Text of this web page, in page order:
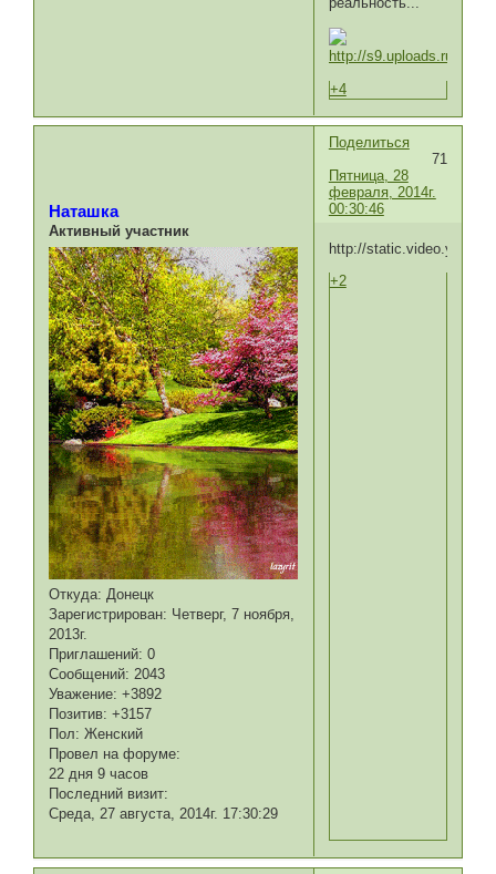
+4
Поделиться
71
Пятница, 28
февраля, 2014г.
00:30:46
Наташка
Активный участник
Откуда: Донецк
Зарегистрирован: Четверг, 7 ноября,
2013г.
Приглашений: 0
Сообщений: 2043
Уважение: +3892
Позитив: +3157
Пол: Женский
Провел на форуме:
22 дня 9 часов
Последний визит:
Среда, 27 августа, 2014г. 17:30:29
http://
+2